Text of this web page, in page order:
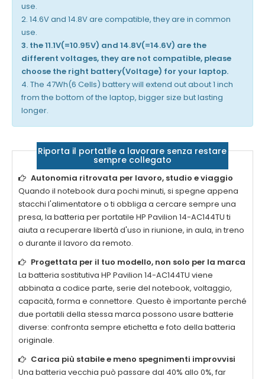
use.
2. 14.6V and 14.8V are compatible, they are in common
use.
3. the 11.1V(=10.95V) and 14.8V(=14.6V) are the
different voltages, they are not compatible, please
choose the right battery(Voltage) for your laptop.
4. The 47Wh(6 Cells) battery will extend out about 1 inch
from the bottom of the laptop, bigger size but lasting
longer.
Riporta il portatile a lavorare senza restare
sempre collegato
Autonomia ritrovata per lavoro, studio e viaggio
Quando il notebook dura pochi minuti, si spegne appena
stacchi l'alimentatore o ti obbliga a cercare sempre una
presa, la batteria per portatile HP Pavilion 14-AC144TU ti
aiuta a recuperare libertà d'uso in riunione, in aula, in treno
o durante il lavoro da remoto.
Progettata per il tuo modello, non solo per la marca
La batteria sostitutiva HP Pavilion 14-AC144TU viene
abbinata a codice parte, serie del notebook, voltaggio,
capacità, forma e connettore. Questo è importante perché
due portatili della stessa marca possono usare batterie
diverse: confronta sempre etichetta e foto della batteria
originale.
Carica più stabile e meno spegnimenti improvvisi
Una batteria vecchia può passare dal 40% allo 0%, far